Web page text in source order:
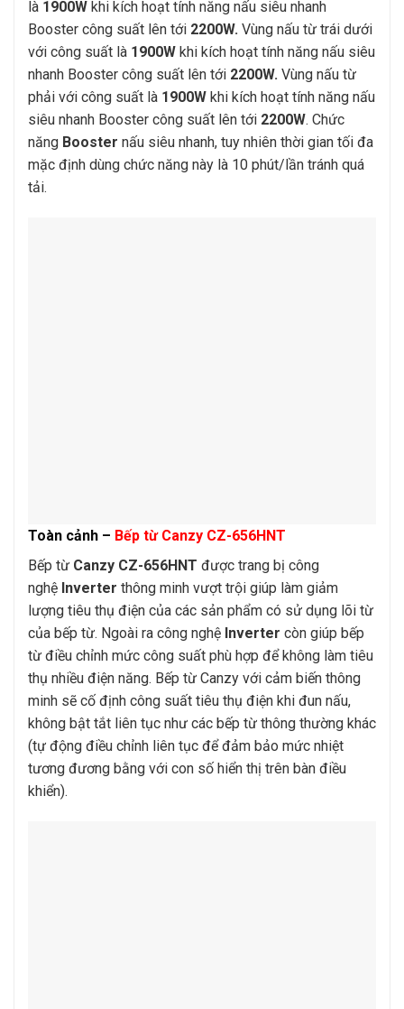
là 1900W khi kích hoạt tính năng nấu siêu nhanh
Booster công suất lên tới 2200W. Vùng nấu từ trái dưới
với công suất là 1900W khi kích hoạt tính năng nấu siêu
nhanh Booster công suất lên tới 2200W. Vùng nấu từ
phải với công suất là 1900W khi kích hoạt tính năng nấu
siêu nhanh Booster công suất lên tới 2200W. Chức
năng Booster nấu siêu nhanh, tuy nhiên thời gian tối đa
mặc định dùng chức năng này là 10 phút/lần tránh quá
tải.
Toàn cảnh – Bếp từ Canzy CZ-656HNT
Bếp từ Canzy CZ-656HNT được trang bị công
nghệ Inverter thông minh vượt trội giúp làm giảm
lượng tiêu thụ điện của các sản phẩm có sử dụng lõi từ
của bếp từ. Ngoài ra công nghệ Inverter còn giúp bếp
từ điều chỉnh mức công suất phù hợp để không làm tiêu
thụ nhiều điện năng. Bếp từ Canzy với cảm biến thông
minh sẽ cố định công suất tiêu thụ điện khi đun nấu,
không bật tắt liên tục như các bếp từ thông thường khác
(tự động điều chỉnh liên tục để đảm bảo mức nhiệt
tương đương bằng với con số hiển thị trên bàn điều
khiển).